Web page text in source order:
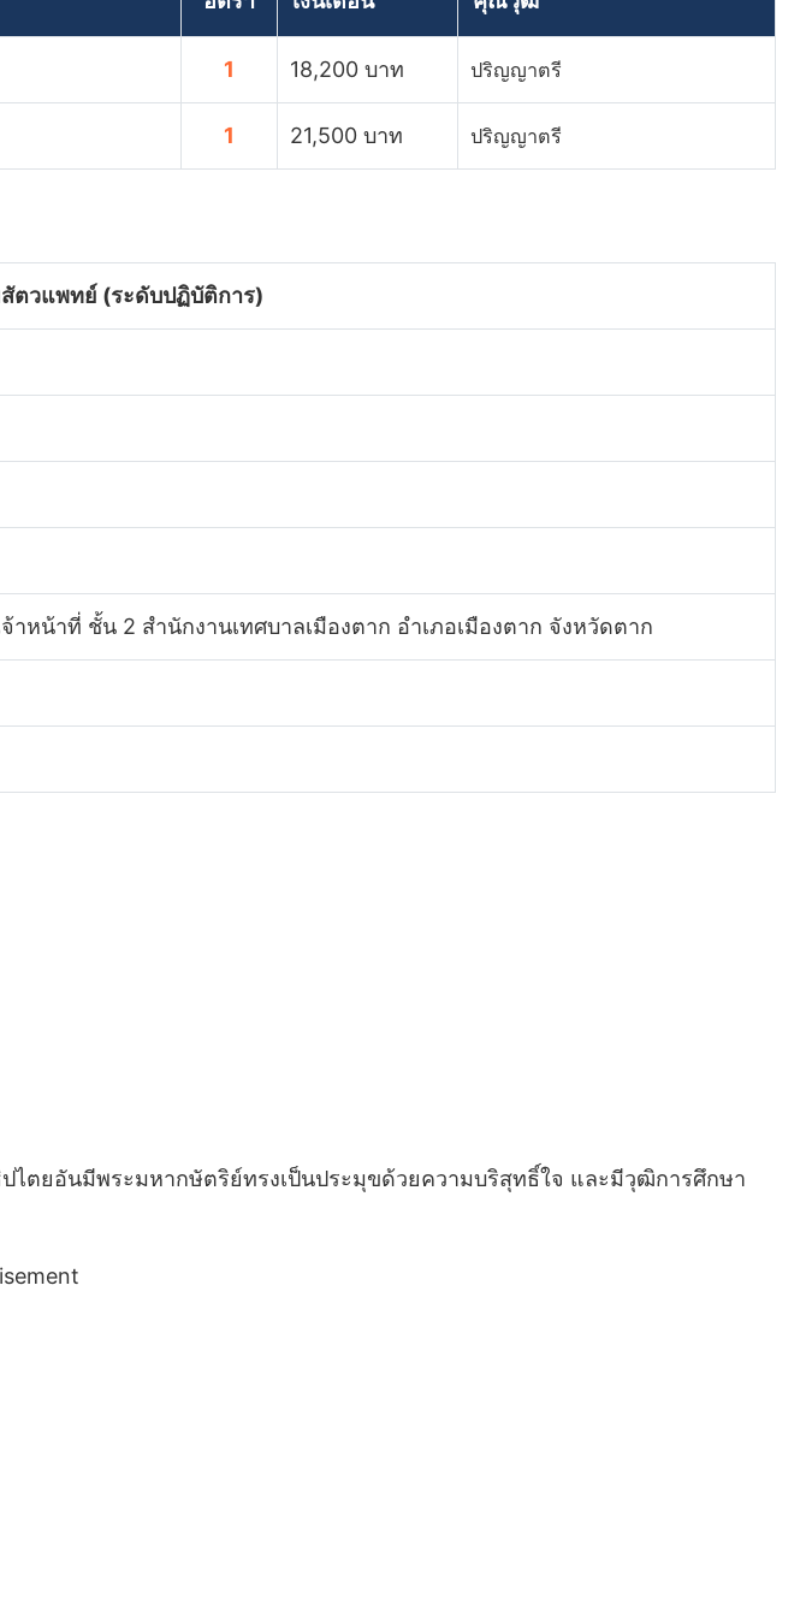
1 18,200 บาท ปริญญาตรี
1 21,500 บาท ปริญญาตรี
ตวแพทย์ (ระดับปฏิบัติการ)
าหน้าที่ ชั้น 2 สำนักงานเทศบาลเมืองตาก อำเภอเมืองตาก จังหวัดตาก
ไตยอันมีพระมหากษัตริย์ทรงเป็นประมุขด้วยความบริสุทธิ์ใจ และมีวุฒิการศึกษา